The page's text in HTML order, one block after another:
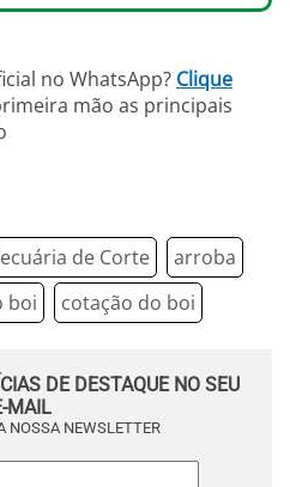
no WhatsApp? Clique
mão as principais
de Corte
arroba
boi cotação do boi
DE DESTAQUE NO SEU
MAIL
NOSSA NEWSLETTER